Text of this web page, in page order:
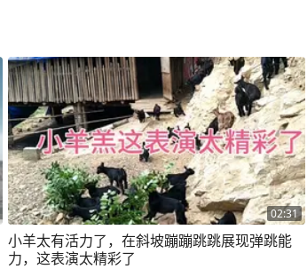
02:31
小羊太有活力了，在斜坡蹦蹦跳跳展现弹跳能
力，这表演太精彩了